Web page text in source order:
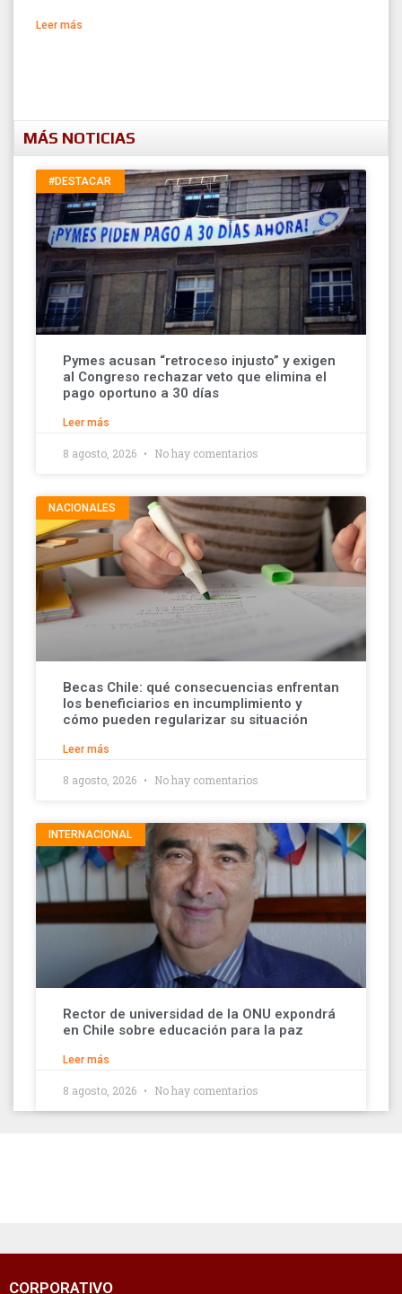
Leer más
MÁS NOTICIAS
#DESTACAR
Pymes acusan “retroceso injusto” y exigen
al Congreso rechazar veto que elimina el
pago oportuno a 30 días
Leer más
8 agosto, 2026 No hay comentarios
NACIONALES
Becas Chile: qué consecuencias enfrentan
los beneficiarios en incumplimiento y
cómo pueden regularizar su situación
Leer más
8 agosto, 2026 No hay comentarios
INTERNACIONAL
Rector de universidad de la ONU expondrá
en Chile sobre educación para la paz
Leer más
8 agosto, 2026 No hay comentarios
CORPORATIVO